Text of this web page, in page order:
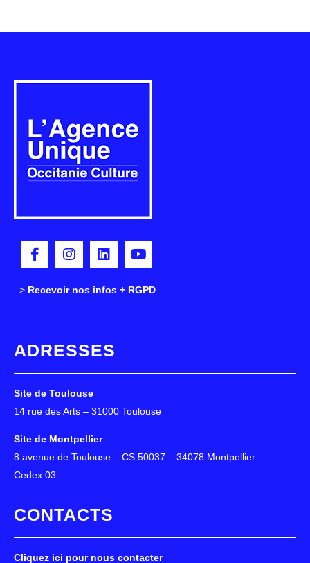
> Recevoir nos infos + RGPD
ADRESSES
Site de Toulouse
14 rue des Arts – 31000 Toulouse
Site de Montpellier
8 avenue de Toulouse – CS 50037 – 34078 Montpellier
Cedex 03
CONTACTS
Cliquez ici pour nous contacter